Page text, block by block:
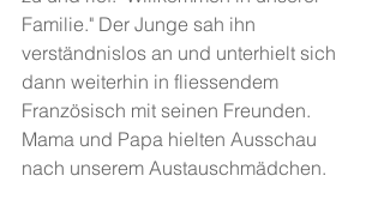
Familie." Der Junge sah ihn
verständnislos an und unterhielt sich
dann weiterhin in fliessendem
Französisch mit seinen Freunden.
Mama und Papa hielten Ausschau
nach unserem Austauschmädchen.